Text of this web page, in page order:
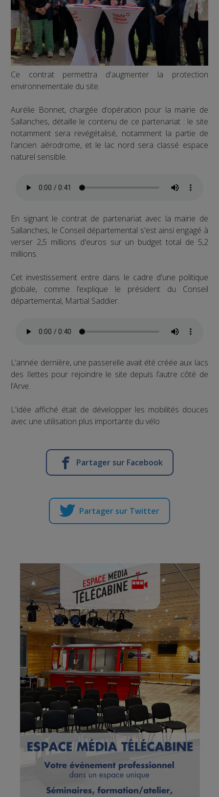
Ce contrat permettra d'augmenter la protection
environnementale du site.
Aurélie Bonnet, chargée d’opération pour la mairie de
Sallanches, détaille le contenu de ce partenariat : le site
notamment sera revégétalisé, notamment la partie de
l'ancien aérodrome, et le lac nord sera classé espace
naturel sensible.
En signant le contrat de partenariat avec la mairie de
Sallanches, le Conseil départemental s'est ainsi engagé à
verser 2,5 millions d'euros sur un budget total de 5,2
millions.
Cet investissement entre dans le cadre d'une politique
globale, comme l’explique le président du Conseil
départemental, Martial Saddier.
L’année dernière, une passerelle avait été créée aux lacs
des Ilettes pour rejoindre le site depuis l’autre côté de
l’Arve.
L'idée affiché était de développer les mobilités douces
avec une utilisation plus importante du vélo.
Partager sur Facebook
Partager sur Twitter